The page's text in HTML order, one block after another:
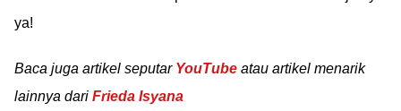
ya!
Baca juga artikel seputar YouTube atau artikel menarik
lainnya dari Frieda Isyana